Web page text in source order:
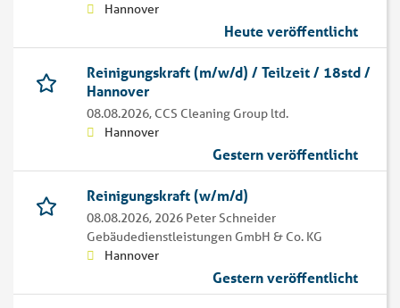
Hannover
Heute veröffentlicht
Reinigungskraft (m/w/d) / Teilzeit / 18std /
Hannover
08.08.2026, CCS Cleaning Group ltd.
Hannover
Gestern veröffentlicht
Reinigungskraft (w/m/d)
08.08.2026, 2026 Peter Schneider
Gebäudedienstleistungen GmbH & Co. KG
Hannover
Gestern veröffentlicht